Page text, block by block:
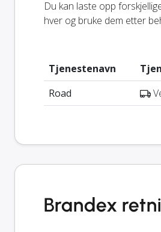
Du kan laste opp
hver og bruke dem etter
Tjenestenavn
Road
Brandex